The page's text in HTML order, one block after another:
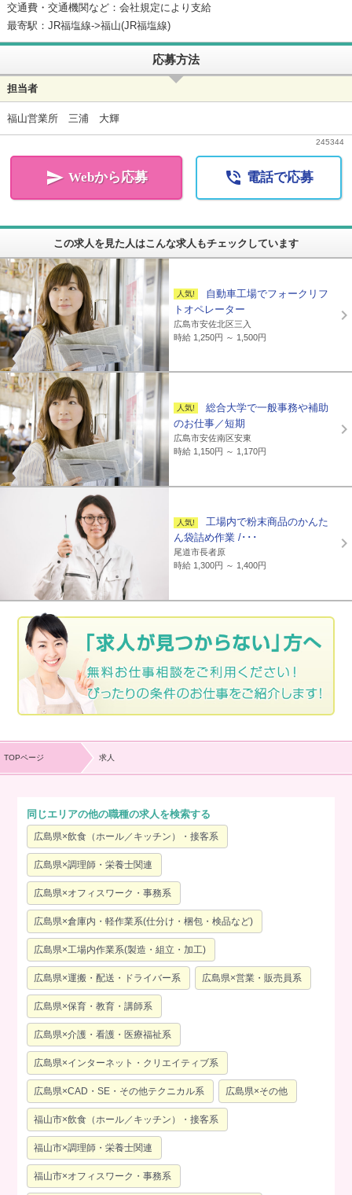
交通費・交通機関など：会社規定により支給
最寄駅：JR福塩線->福山(JR福塩線)
応募方法
担当者
福山営業所 三浦 大輝
245344
 Webから応募  電話で応募
この求人を見た人はこんな求人もチェックしています
自動車工場でフォークリフ
トオペレーター
広島市安佐北区三入
時給 1,250円 ～ 1,500円
総合大学で一般事務や補助
のお仕事／短期
広島市安佐南区安東
時給 1,150円 ～ 1,170円
工場内で粉末商品のかんた
ん袋詰め作業 /･･･
尾道市長者原
時給 1,300円 ～ 1,400円
TOPページ 求人
同じエリアの他の職種の求人を検索する
広島県×飲食（ホール／キッチン）・接客系
広島県×調理師・栄養士関連
広島県×オフィスワーク・事務系
広島県×倉庫内・軽作業系(仕分け・梱包・検品など)
広島県×工場内作業系(製造・組立・加工)
広島県×運搬・配送・ドライバー系 広島県×営業・販売員系
広島県×保育・教育・講師系
広島県×介護・看護・医療福祉系
広島県×インターネット・クリエイティブ系
広島県×CAD・SE・その他テクニカル系 広島県×その他
福山市×飲食（ホール／キッチン）・接客系
福山市×調理師・栄養士関連
福山市×オフィスワーク・事務系